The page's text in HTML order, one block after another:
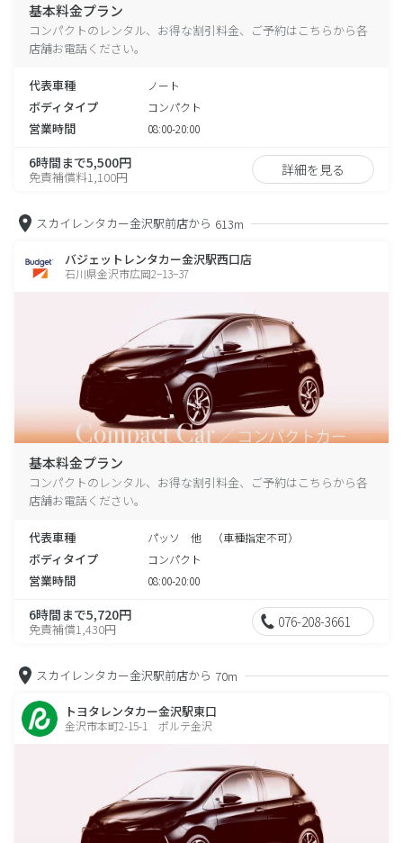
基本料金プラン
コンパクトのレンタル、お得な割引料金、ご予約はこちらから各
店舗お電話ください。
代表車種 ノート
ボディタイプ コンパクト
営業時間 08:00-20:00
6時間まで5,500円
免責補償料1,100円 詳細を見る
スカイレンタカー金沢駅前店から 613m
バジェットレンタカー金沢駅西口店
石川県金沢市広岡2−13−37
基本料金プラン
コンパクトのレンタル、お得な割引料金、ご予約はこちらから各
店舗お電話ください。
代表車種 パッソ 他 （車種指定不可）
ボディタイプ コンパクト
営業時間 08:00-20:00
6時間まで5,720円
免責補償1,430円 076-208-3661
スカイレンタカー金沢駅前店から 70m
トヨタレンタカー金沢駅東口
金沢市本町2-15-1 ポルテ金沢